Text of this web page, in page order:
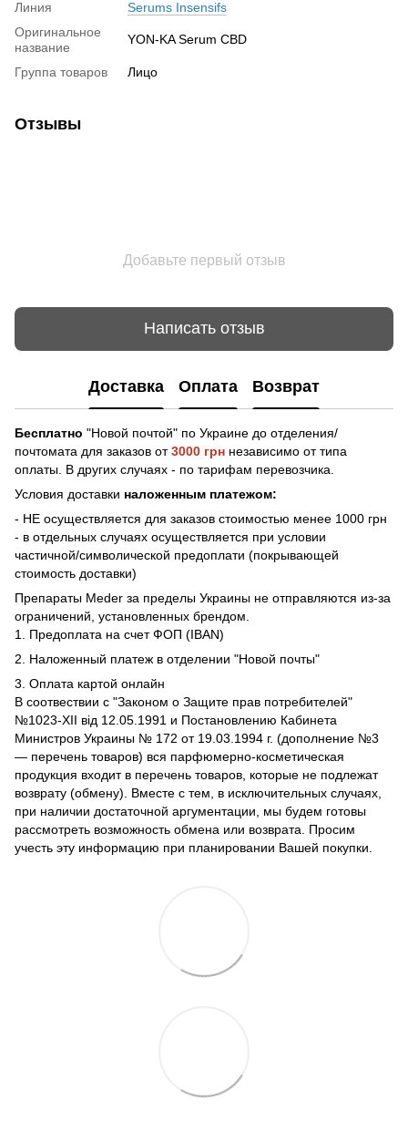
Линия
Serums Insensifs
Оригинальное
название
YON-KA Serum CBD
Группа товаров Лицо
Отзывы
Добавьте первый отзыв
Написать отзыв
Доставка Оплата Возврат
Бесплатно "Новой почтой" по Украине до отделения/
почтомата для заказов от3000 грн независимо от типа
оплаты. В других случаях - по тарифам перевозчика.
Условия доставки наложенным платежом:
- НЕ осуществляется для заказов стоимостью менее 1000 грн
- в отдельных случаях осуществляется при условии
частичной/символической предоплати (покрывающей
стоимость доставки)
Препараты Meder за пределы Украины не отправляются из-за
ограничений, установленных брендом.
1. Предоплата на счет ФОП (IBAN)
2. Наложенный платеж в отделении "Новой почты"
3. Оплата картой онлайн
В соотвествии с "Законом о Защите прав потребителей"
№1023-XII від 12.05.1991 и Постановлению Кабинета
Министров Украины № 172 от 19.03.1994 г. (дополнение №3
— перечень товаров) вся парфюмерно-косметическая
продукция входит в перечень товаров, которые не подлежат
возврату (обмену). Вместе с тем, в исключительных случаях,
при наличии достаточной аргументации, мы будем готовы
рассмотреть возможность обмена или возврата. Просим
учесть эту информацию при планировании Вашей покупки.